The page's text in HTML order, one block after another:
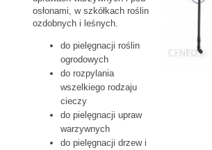
osłonami, w szkółkach roślin
ozdobnych i leśnych.
do pielęgnacji roślin
ogrodowych
do rozpylania
wszelkiego rodzaju
cieczy
do pielęgnacji upraw
warzywnych
do pielęgnacji drzew i